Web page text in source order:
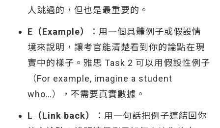
人跳過的，但也是最重要的。
E（Example）
：用一個具體例子或假設情
境來說明，讓考官能清楚看到你的論點在現
實中的樣子。雅思 Task 2 可以用假設性例子
（For example, imagine a student
who…），不需要真實數據。
L（Link back）
：用一句話把例子連結回你